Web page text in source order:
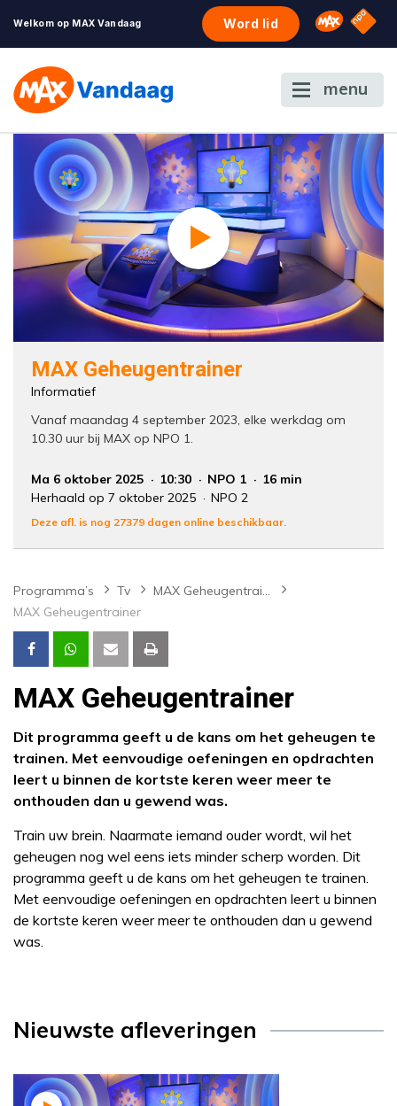
Welkom op MAX Vandaag Word lid Omroep
NPO
menu
MAX Geheugentrainer
Informatief
Vanaf maandag 4 september 2023, elke werkdag om
10.30 uur bij MAX op NPO 1.
Ma 6 oktober 2025 10:30 NPO 1
16 min
Herhaald op 7 oktober 2025
NPO 2
Deze afl. is nog 27379 dagen online beschikbaar.
Programma’s Tv
MAX Geheugentrainer
MAX Geheugentrainer
MAX Geheugentrainer
Dit programma geeft u de kans om het geheugen te
trainen. Met eenvoudige oefeningen en opdrachten
leert u binnen de kortste keren weer meer te
onthouden dan u gewend was.
Train uw brein. Naarmate iemand ouder wordt, wil het
geheugen nog wel eens iets minder scherp worden. Dit
programma geeft u de kans om het geheugen te trainen.
Met eenvoudige oefeningen en opdrachten leert u binnen
de kortste keren weer meer te onthouden dan u gewend
was.
Nieuwste afleveringen